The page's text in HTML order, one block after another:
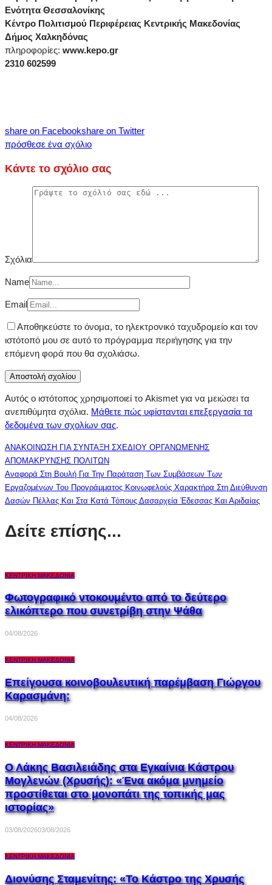
Ενότητα Θεσσαλονίκης
Κέντρο Πολιτισμού Περιφέρειας Κεντρικής Μακεδονίας
Δήμος Χαλκηδόνας
πληροφορίες: www.kepo.gr
2310 602599
share on Facebookshare on Twitter
πρόσθεσε ένα σχόλιο
Κάντε το σχόλιο σας
Σχόλια
Name
Email
Αποθηκεύστε το όνομα, το ηλεκτρονικό ταχυδρομείο και τον
ιστότοπό μου σε αυτό το πρόγραμμα περιήγησης για την
επόμενη φορά που θα σχολιάσω.
Αυτός ο ιστότοπος χρησιμοποιεί το Akismet για να μειώσει τα
ανεπιθύμητα σχόλια. Μάθετε πώς υφίστανται επεξεργασία τα
δεδομένα των σχολίων σας.
ΑΝΑΚΟΙΝΩΣΗ ΓΙΑ ΣΥΝΤΑΞΗ ΣΧΕΔΙΟΥ ΟΡΓΑΝΩΜΕΝΗΣ
ΑΠΟΜΑΚΡΥΝΣΗΣ ΠΟΛΙΤΩΝ
Αναφορά Στη Βουλή Για Την Παράταση Των Συμβάσεων Των
Εργαζομένων Του Προγράμματος Κοινωφελούς Χαρακτήρα Στη Διεύθυνση
Δασών Πέλλας Και Στα Κατά Τόπους Δασαρχεία Έδεσσας Και Αριδαίας
Δείτε επίσης...
ΚΕΝΤΡΙΚΉ ΜΑΚΕΔΟΝΊΑ
Φωτογραφικό ντοκουμέντο από το δεύτερο
ελικόπτερο που συνετρίβη στην Ψάθα
04/08/2026
ΚΕΝΤΡΙΚΉ ΜΑΚΕΔΟΝΊΑ
Επείγουσα κοινοβουλευτική παρέμβαση Γιώργου
Καρασμάνη:
04/08/2026
ΚΕΝΤΡΙΚΉ ΜΑΚΕΔΟΝΊΑ
Ο Λάκης Βασιλειάδης στα Εγκαίνια Κάστρου
Μογλενών (Χρυσής): «Ένα ακόμα μνημείο
προστίθεται στο μονοπάτι της τοπικής μας
ιστορίας»
03/08/202603/08/2026
ΚΕΝΤΡΙΚΉ ΜΑΚΕΔΟΝΊΑ
Διονύσης Σταμενίτης: «Το Κάστρο της Χρυσής